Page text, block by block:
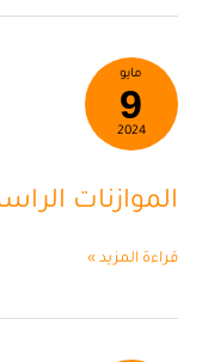
مايو
9
2024
الموازنات
الموازنات
الراسمالية
–
مقالي
قراءة المزيد »